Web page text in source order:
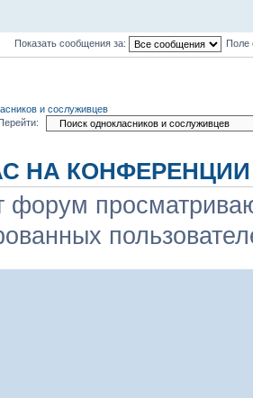
Показать сообщения за: Поле
и сослуживцев
Перейти:
НА КОНФЕРЕНЦИИ
форум